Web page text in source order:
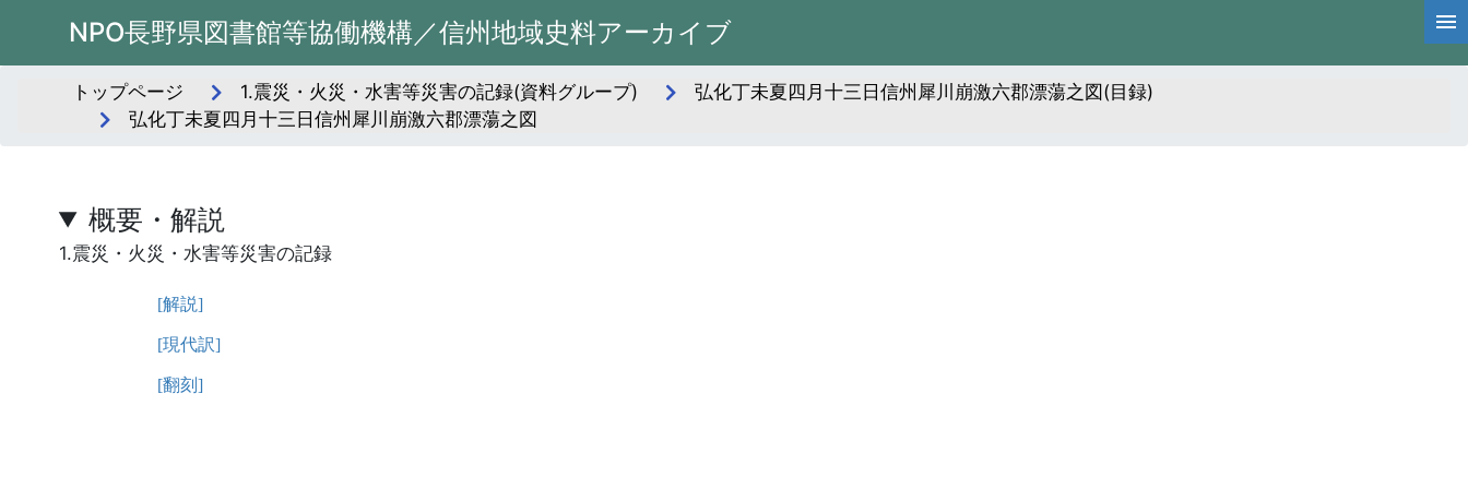
NPO長野県図書館等協働機構／信州地域史料アーカイブ
トップページ 1.震災・火災・水害等災害の記録(資料グループ)
弘化丁未夏四月十三日信州犀川崩激六郡漂蕩之図(目録)
弘化丁未夏四月十三日信州犀川崩激六郡漂蕩之図
概要・解説
1.震災・火災・水害等災害の記録